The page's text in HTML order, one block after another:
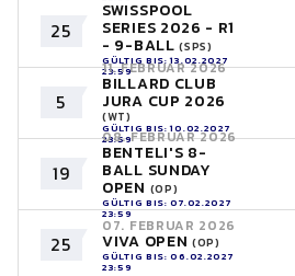
25
SWISSPOOL
SERIES 2026 - R1
- 9-BALL(SPS)
GÜLTIG BIS: 13.02.2027
23:59
5
11. FEBRUAR 2026
BILLARD CLUB
JURA CUP 2026
(WT)
GÜLTIG BIS: 10.02.2027
23:59
19
08. FEBRUAR 2026
BENTELI'S 8-
BALL SUNDAY
OPEN (OP)
GÜLTIG BIS: 07.02.2027
23:59
25
07. FEBRUAR 2026
VIVA OPEN (OP)
GÜLTIG BIS: 06.02.2027
23:59